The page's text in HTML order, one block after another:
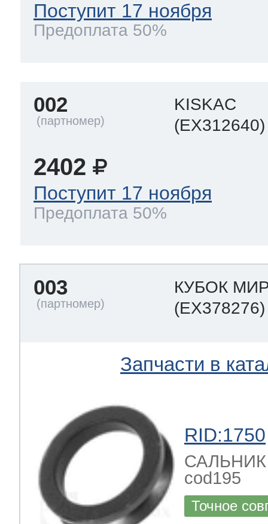
Поступит 17 ноября
Предоплата 50%
002
KISKAC
(EX312640)
2402
Поступит 17 ноября
Предоплата 50%
003
КУБОК
(EX378276)
Запчасти в
RID:1750
САЛЬНИК
cod195
Точное